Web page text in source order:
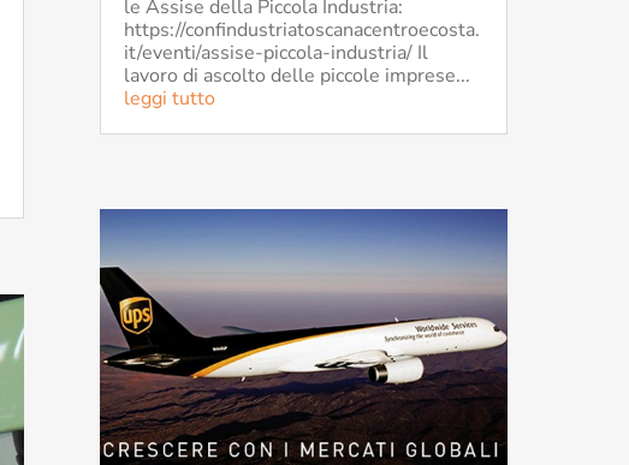
le Assise della Piccola Industria:
https://confindustriatoscanacentroecosta.
it/eventi/assise-piccola-industria/ Il
lavoro di ascolto delle piccole imprese...
leggi tutto